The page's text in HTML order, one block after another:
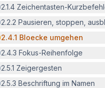
Erfüllt:
2.1.4 Zeichentasten-
Erfüllt:
2.2.2 Pausieren, stoppen,
Potenzielle Barriere:
2.4.1 Bloecke umgehen
Erfüllt:
2.4.3 Fokus-Reihenfolge
Erfüllt:
2.5.1 Zeigergesten
Erfüllt:
2.5.3 Beschriftung im Namen